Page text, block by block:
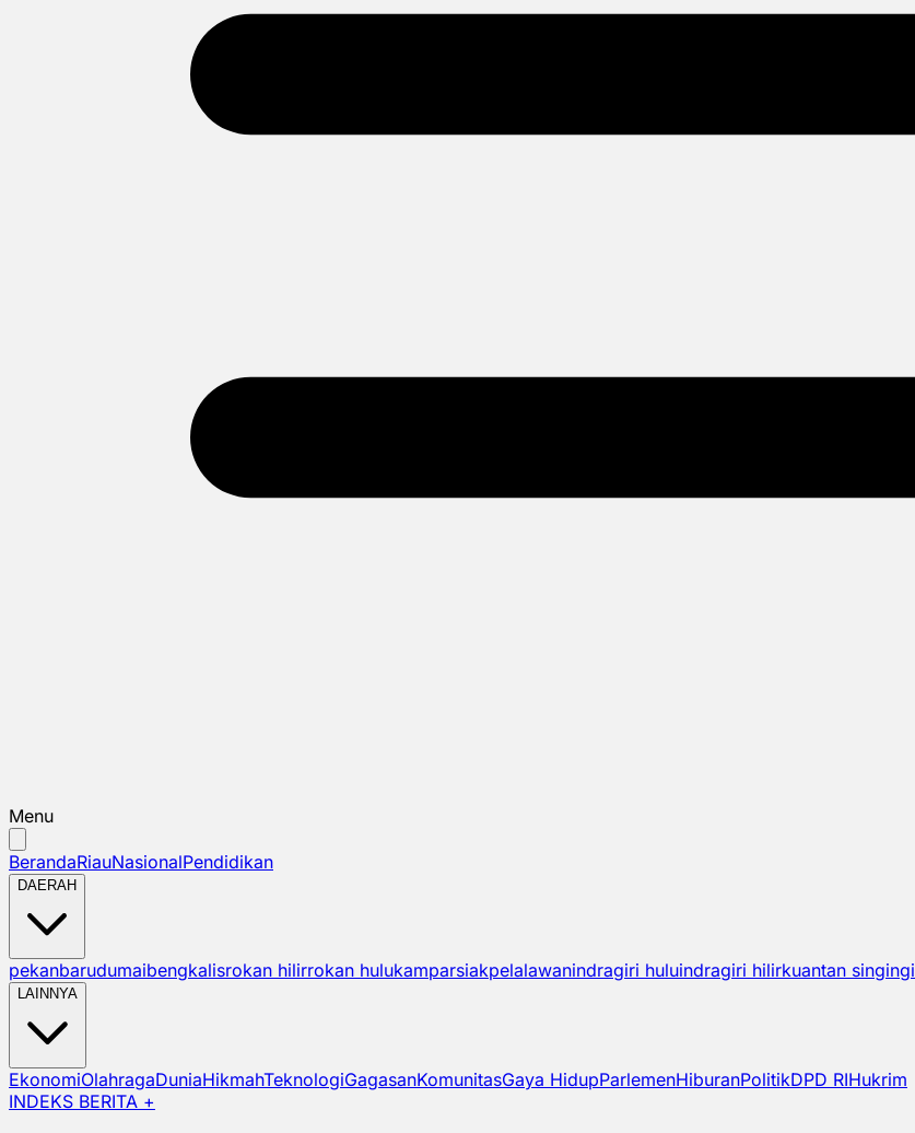
Menu
BerandaRiauNasionalPendidikan
DAERAH
pekanbarudumaibengkalisrokan hilirrokan hulukamparsiakpelalawanindragiri huluindragiri hilirkuantan singingi
LAINNYA
EkonomiOlahragaDuniaHikmahTeknologiGagasanKomunitasGaya HidupParlemenHiburanPolitikDPD RIHukrim
INDEKS BERITA +